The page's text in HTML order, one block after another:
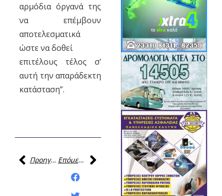
αρμόδια όργανά της
να επέμβουν
αποτελεσματικά
ώστε να δοθεί
επιτέλους τέλος σ’
αυτή την απαράδεκτη
κατάσταση”.
Προηγούμενη
Επόμενη